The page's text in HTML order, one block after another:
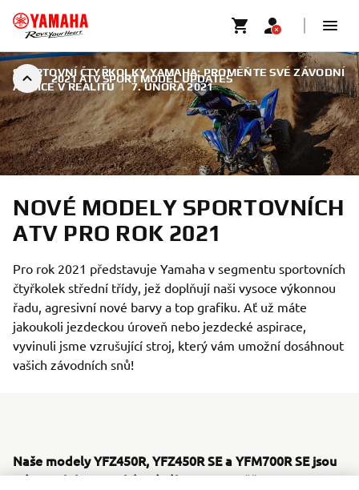
2021 ATV SPORT MODEL UPDATES
SPORTOVNÍ ČTYŘKOLKY YAMAHA: PROMĚŇTE SVÉ ZÁVODNÍ
AMBICE V REALITU | 7. ÚNORA 2021
NOVÉ MODELY SPORTOVNÍCH
ATV PRO ROK 2021
Pro rok 2021 představuje Yamaha v segmentu sportovních
čtyřkolek střední třídy, jež doplňují naši vysoce výkonnou
řadu, agresivní nové barvy a top grafiku. Ať už máte
jakoukoli jezdeckou úroveň nebo jezdecké aspirace,
vyvinuli jsme vzrušující stroj, který vám umožní dosáhnout
vašich závodních snů!
Naše modely YFZ450R, YFZ450R SE a YFM700R SE jsou
místem, kde se setkávají zábava a soutěž.Díky dokonalé